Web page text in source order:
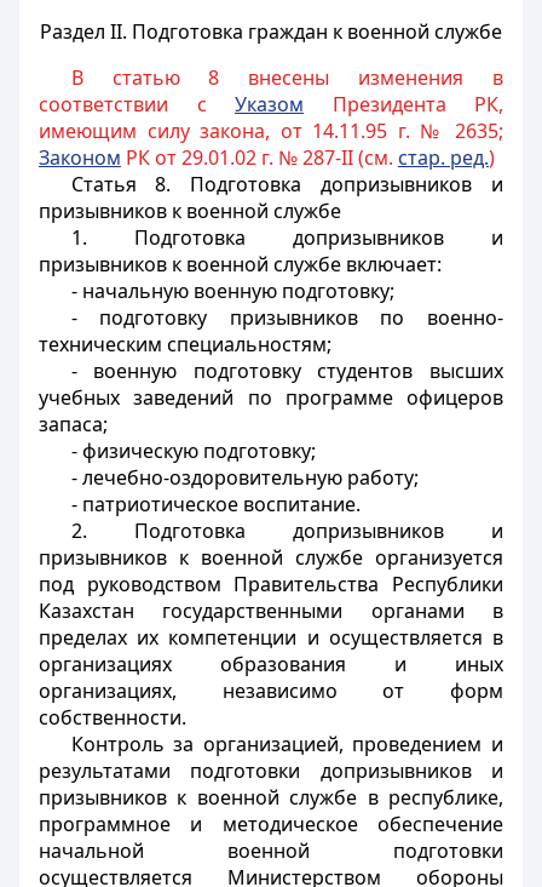
Раздел II. Подготовка граждан к военной службе
В статью 8 внесены изменения в
соответствии с Указом Президента РК,
имеющим силу закона, от 14.11.95 г. № 2635;
Законом РК от 29.01.02 г. № 287-II (см. стар. ред.)
Статья 8. Подготовка допризывников и
призывников к военной службе
1. Подготовка допризывников и
призывников к военной службе включает:
- начальную военную подготовку;
- подготовку призывников по военно-
техническим специальностям;
- военную подготовку студентов высших
учебных заведений по программе офицеров
запаса;
- физическую подготовку;
- лечебно-оздоровительную работу;
- патриотическое воспитание.
2. Подготовка допризывников и
призывников к военной службе организуется
под руководством Правительства Республики
Казахстан государственными органами в
пределах их компетенции и осуществляется в
организациях образования и иных
организациях, независимо от форм
собственности.
Контроль за организацией, проведением и
результатами подготовки допризывников и
призывников к военной службе в республике,
программное и методическое обеспечение
начальной военной подготовки
осуществляется Министерством обороны